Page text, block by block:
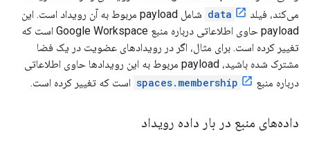
می‌کند، فیلد
data
شامل payload مربوط به آن رویداد است. این
payload حاوی اطلاعاتی درباره منبع Google Workspace است که
تغییر کرده است. برای مثال، اگر در رویدادهای عضویت در یک فضا
مشترک شده باشید، payload مربوط به این رویدادها حاوی اطلاعاتی
درباره منبع
spaces.membership است که تغییر کرده است.
داده‌های منبع در بار داده رویداد